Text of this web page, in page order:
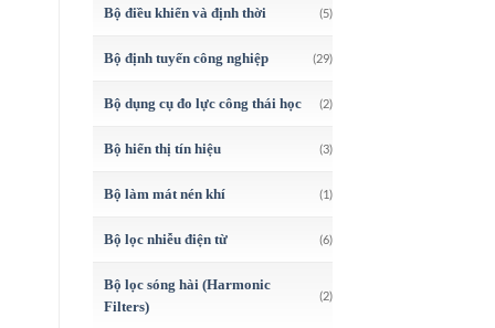
Bộ điều khiển và định thời (5)
Bộ định tuyến công nghiệp (29)
Bộ dụng cụ đo lực công thái học (2)
Bộ hiển thị tín hiệu (3)
Bộ làm mát nén khí (1)
Bộ lọc nhiễu điện từ (6)
Bộ lọc sóng hài (Harmonic
Filters)
(2)